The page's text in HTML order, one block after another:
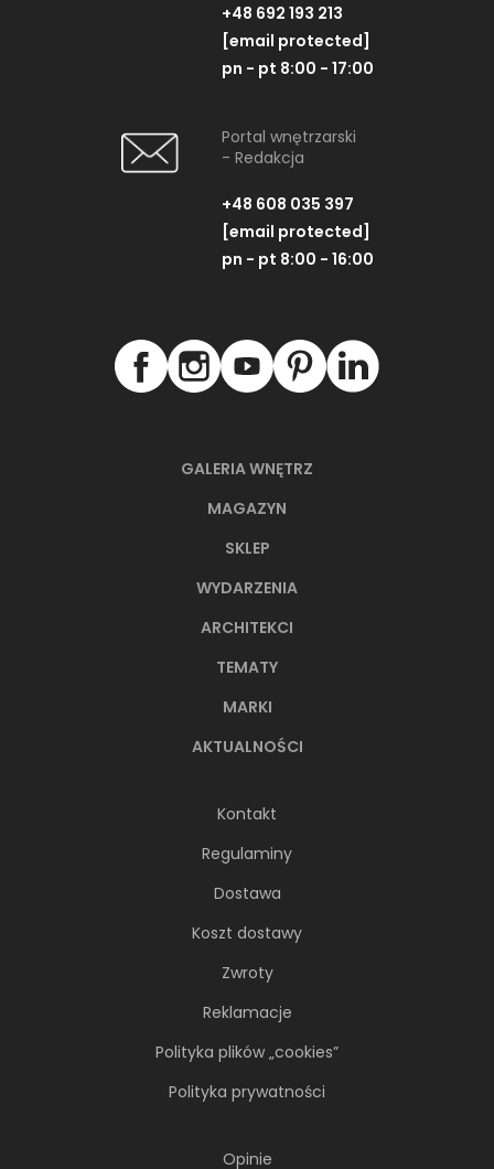
GALERIA WNĘTRZ
MAGAZYN
SKLEP
WYDARZENIA
ARCHITEKCI
TEMATY
MARKI
AKTUALNOŚCI
Kontakt
Regulaminy
Dostawa
Koszt dostawy
Zwroty
Reklamacje
Polityka plików „cookies”
Polityka prywatności
Opinie
+48 692 193 213
[email protected]
pn - pt 8:00 - 17:00
Portal wnętrzarski
- Redakcja
+48 608 035 397
[email protected]
pn - pt 8:00 - 16:00